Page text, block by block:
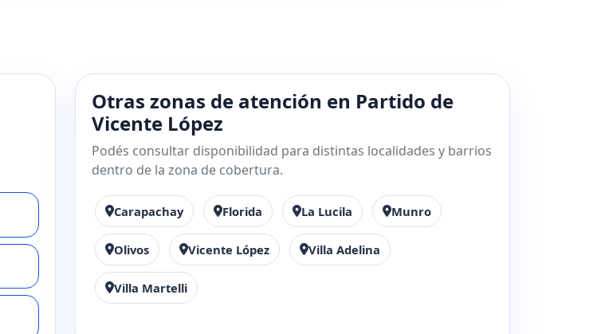
Otras zonas de atención en Partido de
Vicente López
Podés consultar disponibilidad para distintas localidades y barrios
dentro de la zona de cobertura.
Carapachay Florida La Lucila Munro
Olivos Vicente López Villa Adelina
Villa Martelli